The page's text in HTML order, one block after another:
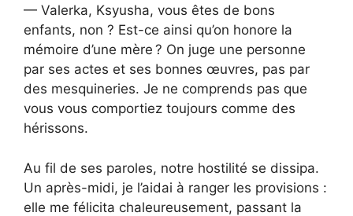
— Valerka, Ksyusha, vous êtes de bons
enfants, non ? Est-ce ainsi qu’on honore la
mémoire d’une mère ? On juge une personne
par ses actes et ses bonnes œuvres, pas par
des mesquineries. Je ne comprends pas que
vous vous comportiez toujours comme des
hérissons.
Au fil de ses paroles, notre hostilité se dissipa.
Un après-midi, je l’aidai à ranger les provisions :
elle me félicita chaleureusement, passant la